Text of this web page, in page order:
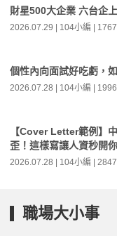
財星500大企業 六台企
2026.07.29 | 104小編 |
個性內向面試好吃虧，
2026.07.28 | 104小編 |
【Cover Letter範例】
歪！這樣寫讓人資秒開
2026.07.28 | 104小編 |
職場大小事